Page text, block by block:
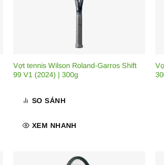
Vợt tennis Wilson Roland-Garros Shift
99 V1 (2024) | 300g
SO SÁNH
XEM NHANH